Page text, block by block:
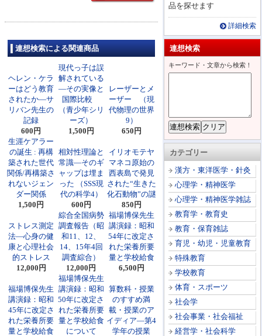
品を探せます
詳細検索
連想検索
キーワード・文章から検索！
カテゴリー
漢方・東洋医学・針灸
心理学・精神医学
心理学・精神医学雑誌
教育学・教育史
教育・保育雑誌
育児・幼児・児童教育
特殊教育
学校教育
体育・スポーツ
社会学
社会事業・社会福祉
経営学・社会科学
連想検索による関連商品
ヘレン・ケラ
ーはどう教育
されたか―サ
リバン先生の
記録
600円
現代っ子は誤
解されている
―その実像と
国際比較
（青少年シリ
ーズ）
1,500円
レーザーとメ
ーザー （現
代物理の世界
9）
650円
生涯ケアラー
の誕生 : 再構
築された世代
関係/再構築さ
れないジェン
ダー関係
1,500円
相対性理論と
常識―そのギ
ャップは埋ま
った （SSS現
代の科学4）
600円
イリオモテヤ
マネコ原始の
西表島で発見
された“生きた
化石動物”の謎
850円
ストレス測定
法―心身の健
康と心理社会
的ストレス
12,000円
綜合全国病勢
調査報告（昭
和11、12、
14、15年4回
調査綜合）
12,000円
福場博保先生
講演録：昭和
54年に改定さ
れた栄養所要
量と学校給食
6,500円
福場博保先生
講演録：昭和
45年に改定さ
れた栄養所要
量と学校給食
福場博保先生
講演録：昭和
50年に改定さ
れた栄養所要
量と学校給食
について
算数科・授業
のすすめ満
載・授業のア
イディア―第4
学年の授業